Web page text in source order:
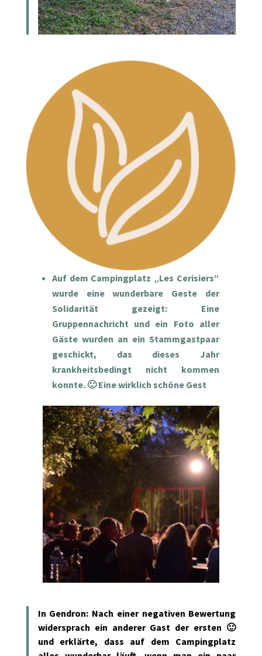
Auf dem Campingplatz „Les Cerisiers“
wurde eine wunderbare Geste der
Solidarität gezeigt: Eine
Gruppennachricht und ein Foto aller
Gäste wurden an ein Stammgastpaar
geschickt, das dieses Jahr
krankheitsbedingt nicht kommen
konnte. 🙂 Eine wirklich schöne Gest
In Gendron: Nach einer negativen Bewertung
widersprach ein anderer Gast der ersten 🙂
und erklärte, dass auf dem Campingplatz